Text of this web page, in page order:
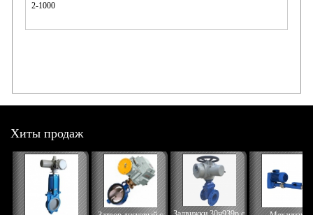
2-1000
Хиты продаж